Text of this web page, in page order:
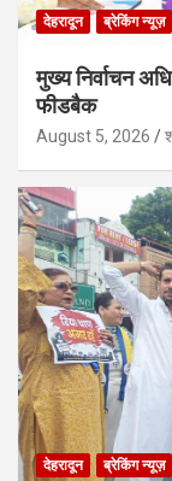
देहरादून ब्रेकिंग न्यूज़
मुख्य निर्वाचन
फीडबैक
August 5, 2026
देहरादून ब्रेकिंग न्यूज़